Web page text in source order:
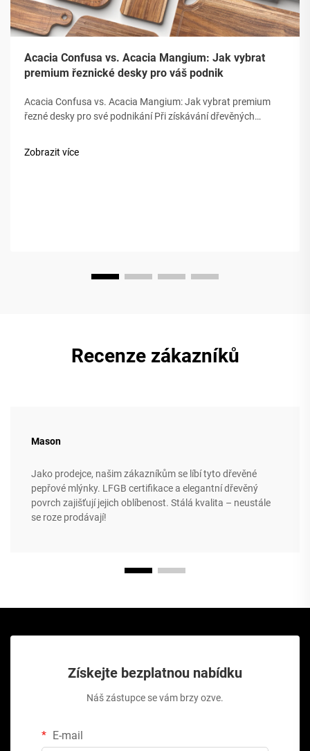
Acacia Confusa vs. Acacia Mangium: Jak vybrat
premium řeznické desky pro váš podnik
Acacia Confusa vs. Acacia Mangium: Jak vybrat premium
řezné desky pro své podnikání Při získávání dřevěných
zmatuje&nb...
Zobrazit více
Recenze zákazníků
Mason
Jako prodejce, našim zákazníkům se líbí tyto dřevěné
pepřové mlýnky. LFGB certifikace a elegantní dřevěný
povrch zajišťují jejich oblíbenost. Stálá kvalita – neustále
se roze prodávají!
Získejte bezplatnou nabídku
Náš zástupce se vám brzy ozve.
E-mail